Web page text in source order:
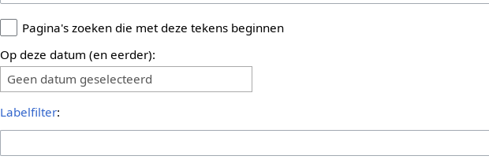
Pagina's zoeken die met deze tekens beginnen
Op deze datum (en eerder):
Geen datum geselecteerd
Labelfilter: